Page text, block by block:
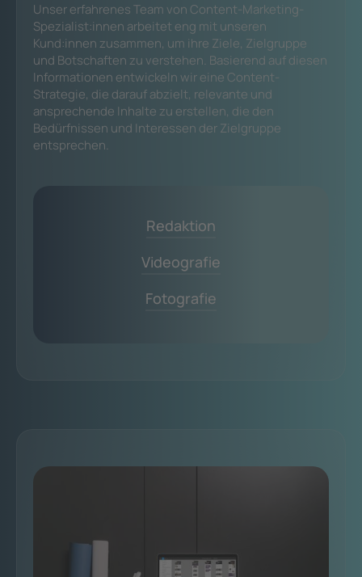
Unser erfahrenes Team von Content-Marketing-
Spezialist:innen arbeitet eng mit unseren
Kund:innen zusammen, um ihre Ziele, Zielgruppe
und Botschaften zu verstehen. Basierend auf diesen
Informationen entwickeln wir eine Content-
Strategie, die darauf abzielt, relevante und
ansprechende Inhalte zu erstellen, die den
Bedürfnissen und Interessen der Zielgruppe
entsprechen.
Redaktion
Videografie
Fotografie